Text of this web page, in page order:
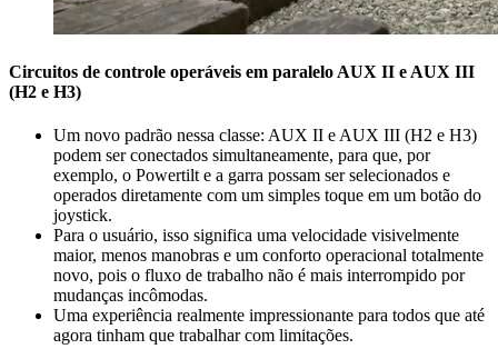
Circuitos de controle operáveis em paralelo AUX II e AUX III
(H2 e H3)
Um novo padrão nessa classe: AUX II e AUX III (H2 e H3)
podem ser conectados simultaneamente, para que, por
exemplo, o Powertilt e a garra possam ser selecionados e
operados diretamente com um simples toque em um botão do
joystick.
Para o usuário, isso significa uma velocidade visivelmente
maior, menos manobras e um conforto operacional totalmente
novo, pois o fluxo de trabalho não é mais interrompido por
mudanças incômodas.
Uma experiência realmente impressionante para todos que até
agora tinham que trabalhar com limitações.